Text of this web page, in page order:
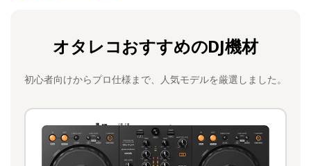
b
o
o
k
o
d
o
n
l
オタレコおすすめのDJ機材
初心者向けからプロ仕様まで、人気モデルを厳選しました。